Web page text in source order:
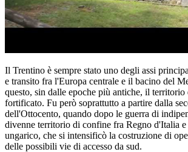
Il Trentino è sempre stato uno degli assi
e transito fra l'Europa centrale e il bacino del
questo, sin dalle epoche più antiche, il territorio
fortificato. Fu però soprattutto a partire dalla
dell'Ottocento, quando dopo le guerra di
divenne territorio di confine fra Regno d'Italia
ungarico, che si intensificò la costruzione di
delle possibili vie di accesso da sud.